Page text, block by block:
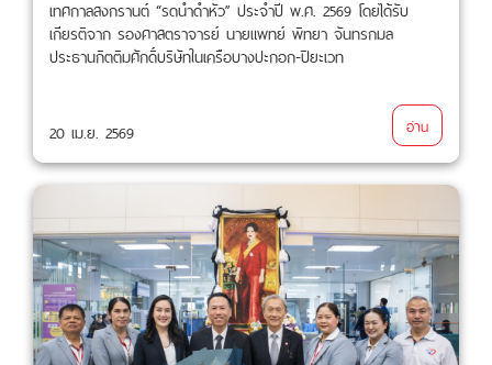
เทศกาลสงกรานต์ “รดน้ำดำหัว” ประจำปี พ.ศ. 2569 โดยได้รับ
เกียรติจาก รองศาสตราจารย์ นายแพทย์ พิทยา จันทรกมล
ประธานกิตติมศักดิ์บริษัทในเครือบางปะกอก-ปิยะเวท
20 เม.ย. 2569 อ่าน